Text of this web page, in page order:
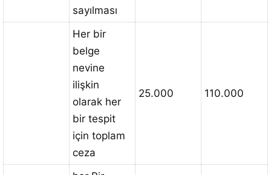
sayılması
Her bir
belge
nevine
ilişkin
olarak her
bir tespit
için toplam
ceza
25.000 110.000